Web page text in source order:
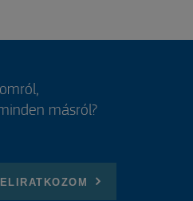
másról?